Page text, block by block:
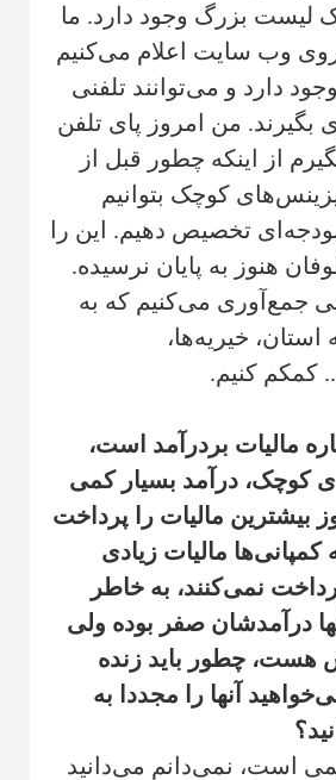
لیست بزرگ وجود دارد. ما
وب سایت اعلام می‌کنیم
دارد و می‌توانند تلفنی
بگیرند. من امروز پای تلفن
از اینکه چطور قبل از
به بیزینس‌های کوچک بتوانیم
تخصیص دهیم. این را
هنوز به پایان نرسیده.
جمع‌آوری می‌کنیم که به
خیریه‌ها،
کمکم کنیم.
مالیات بردرآمد است،
کوچک، درآمد بسیار کمی
بیشترین مالیات را پرداخت
کمپانی‌ها مالیات زیادی
نمی‌کنند، به خاطر
درآمدشان صفر بوده ولی
هست، چطور باید زنده
آنها را مجددا به
است، نمی‌دانم می‌دانید